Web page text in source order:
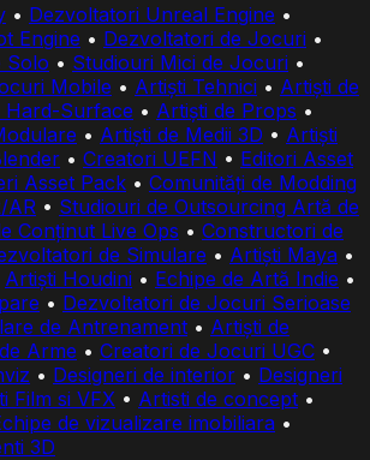
• Dezvoltatori Unreal Engine •
Engine • Dezvoltatori de Jocuri •
Solo • Studiouri Mici de Jocuri •
Mobile • Artiști Tehnici • Artiști de
Hard-Surface • Artiști de Props •
• Artiști de Medii 3D • Artiști
• Creatori UEFN • Editori Asset
Asset Pack • Comunități de Modding
AR • Studiouri de Outsourcing Artă de
Conținut Live Ops • Constructori de
de Simulare • Artiști Maya •
Artiști Houdini • Echipe de Artă Indie •
• Dezvoltatori de Jocuri Serioase
de Antrenament • Artiști de
Arme • Creatori de Jocuri UGC •
• Designeri de interior • Designeri
Film si VFX • Artisti de concept •
de vizualizare imobiliara •
3D